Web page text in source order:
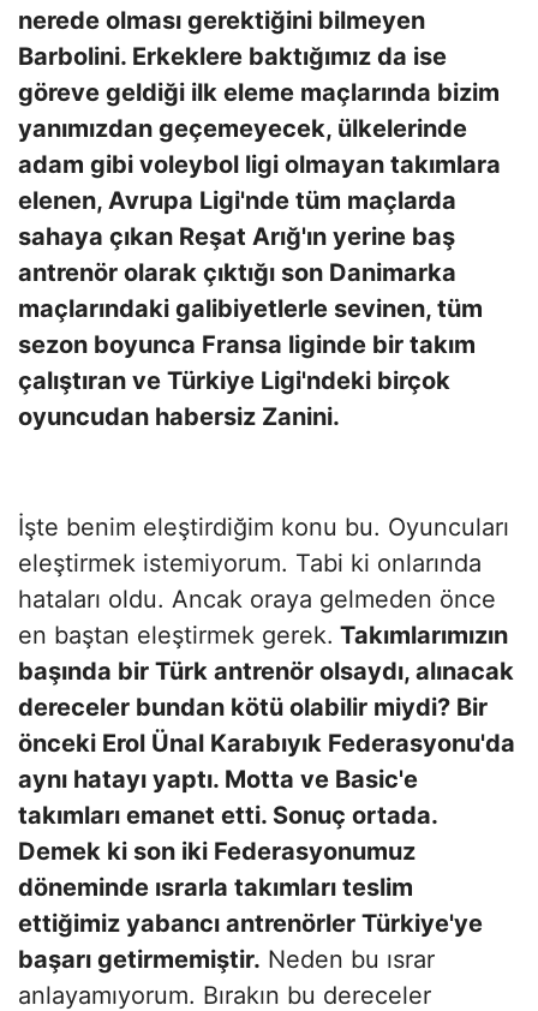
nerede olması gerektiğini bilmeyen
Barbolini. Erkeklere baktığımız da ise
göreve geldiği ilk eleme maçlarında bizim
yanımızdan geçemeyecek, ülkelerinde
adam gibi voleybol ligi olmayan takımlara
elenen, Avrupa Ligi'nde tüm maçlarda
sahaya çıkan Reşat Arığ'ın yerine baş
antrenör olarak çıktığı son Danimarka
maçlarındaki galibiyetlerle sevinen, tüm
sezon boyunca Fransa liginde bir takım
çalıştıran ve Türkiye Ligi'ndeki birçok
oyuncudan habersiz Zanini.
İşte benim eleştirdiğim konu bu. Oyuncuları
eleştirmek istemiyorum. Tabi ki onlarında
hataları oldu. Ancak oraya gelmeden önce
en baştan eleştirmek gerek. Takımlarımızın
başında bir Türk antrenör olsaydı, alınacak
dereceler bundan kötü olabilir miydi? Bir
önceki Erol Ünal Karabıyık Federasyonu'da
aynı hatayı yaptı. Motta ve Basic'e
takımları emanet etti. Sonuç ortada.
Demek ki son iki Federasyonumuz
döneminde ısrarla takımları teslim
ettiğimiz yabancı antrenörler Türkiye'ye
başarı getirmemiştir. Neden bu ısrar
anlayamıyorum. Bırakın bu dereceler